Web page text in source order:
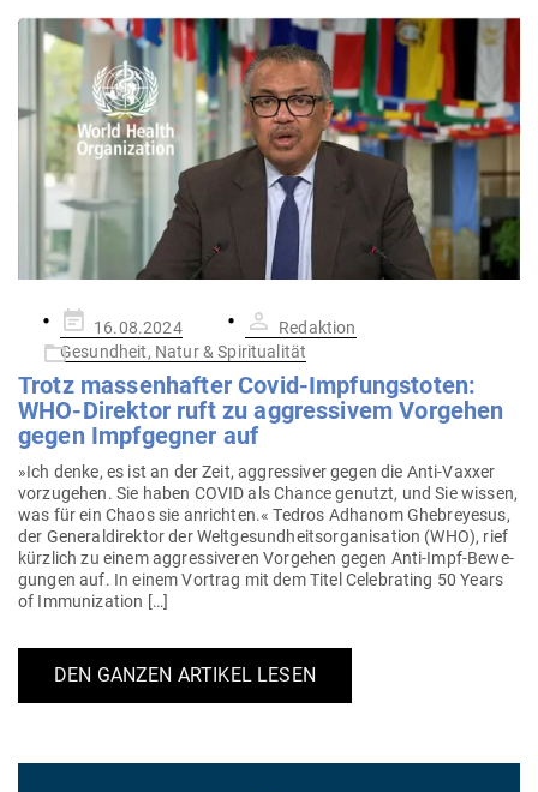
Gepostet
am
16.08.2024
Redaktion
Gesundheit, Natur & Spiritualität
Trotz mas­sen­hafter Covid-Imp­fungs­toten:
WHO-Direktor ruft zu aggres­sivem Vor­gehen
gegen Impf­gegner auf
»Ich denke, es ist an der Zeit, aggres­siver gegen die Anti-Vaxxer
vor­zu­gehen. Sie haben COVID als Chance genutzt, und Sie wissen,
was für ein Chaos sie anrichten.« Tedros Adhanom Ghe­breyesus,
der Gene­ral­di­rektor der Welt­ge­sund­heits­or­ga­ni­sation (WHO), rief
kürzlich zu einem aggres­si­veren Vor­gehen gegen Anti-Impf-Bewe­­
gungen auf. In einem Vortrag mit dem Titel Cele­brating 50 Years
of Immunization […]
DEN GANZEN ARTIKEL LESEN